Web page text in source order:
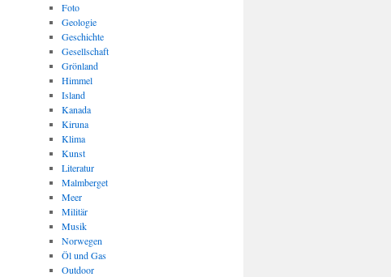
Foto
Geologie
Geschichte
Gesellschaft
Grönland
Himmel
Island
Kanada
Kiruna
Klima
Kunst
Literatur
Malmberget
Meer
Militär
Musik
Norwegen
Öl und Gas
Outdoor